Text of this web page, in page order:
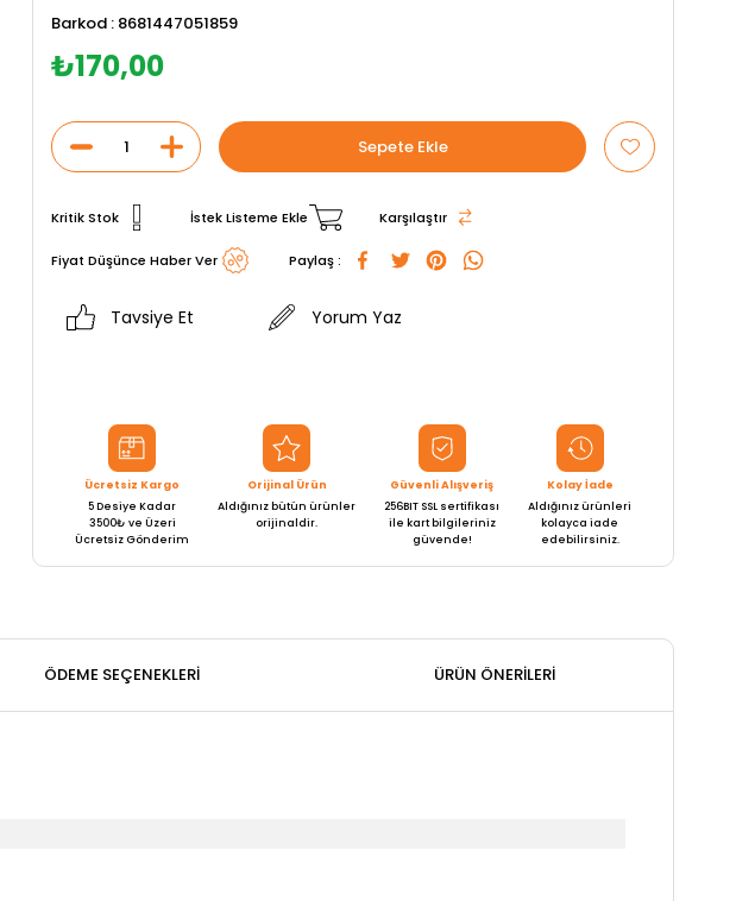
Barkod : 8681447051859
₺170,00
Kritik Stok İstek Listeme Ekle Karşılaştır
Fiyat Düşünce Haber Ver Paylaş :
Tavsiye Et Yorum Yaz
Ücretsiz Kargo
5 Desiye Kadar
3500₺ ve Üzeri
Ücretsiz Gönderim
Orijinal Ürün
Aldığınız bütün ürünler
orijinaldir.
Güvenli Alışveriş
256BIT SSL sertifikası
ile kart bilgileriniz
güvende!
Kolay İade
Aldığınız ürünleri
kolayca iade
edebilirsiniz.
ÖDEME SEÇENEKLERI ÜRÜN ÖNERILERI